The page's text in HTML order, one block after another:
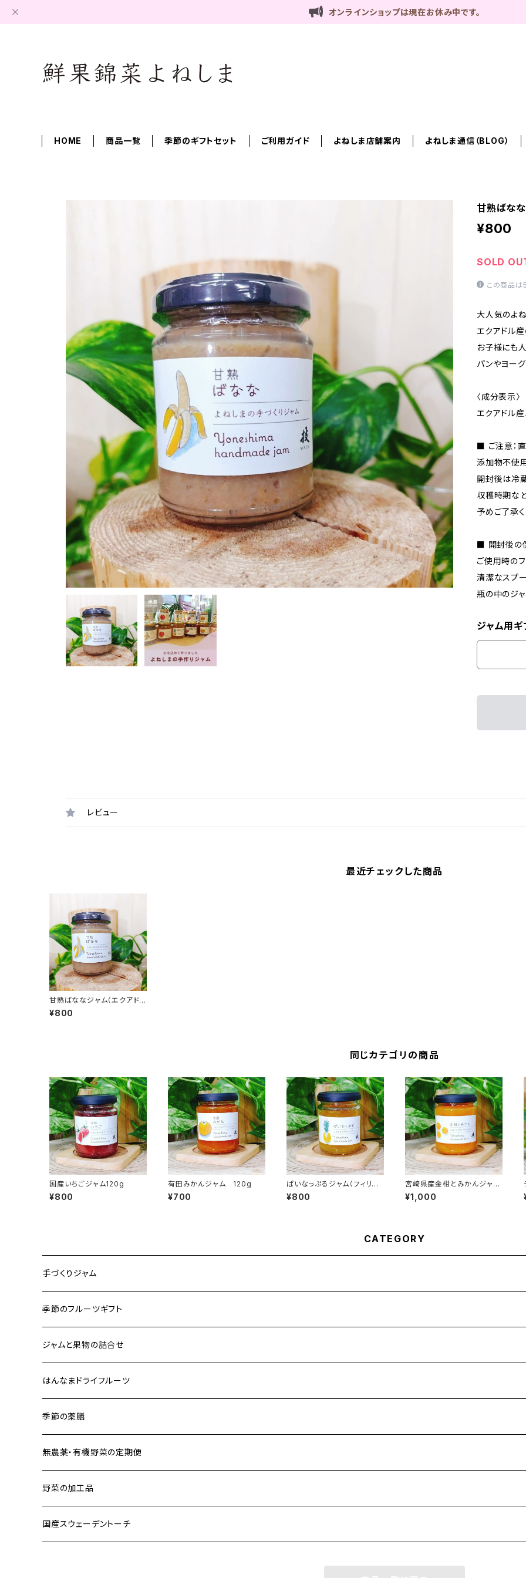
オンラインショップは現在お休み中です。
HOME 商品一覧 季節のギフトセット ご利用ガイド よねしま店舗案内 よねしま通信（BLOG）
甘熟ばな
¥800
SOLD
この商品は
大人気のよ
エクアドル
お子様にも
パンやヨー
〈成分表示〉
エクアドル産
■ ご注意：
添加物不使
開封後は冷
収穫時期な
予めご了承く
■ 開封後の
ご使用時の
清潔なスプ
瓶の中のジ
ジャム用ギ
レビュー
最近チェックした商品
甘熟ばななジャム（エクアドル
産） 120g
¥800
同じカテゴリの商品
国産いちごジャム120g
¥800
有田みかんジャム 120g
¥700
ぱいなっぷるジャム（フィリピ
ン産） 120g
¥800
宮崎県産金柑とみかんジャ
ム 120g
¥1,000
CATEGORY
手づくりジャム
ジャム箱入りセット
ジャム単品
季節のフルーツギフト
フルーツギフト
フルーツカービングギフト
ジャムと果物の詰合せ
フルーツ＆ジャム詰合せ
フルーツ＆フルーツカービング＆ジャム詰合せ
はんなまドライフルーツ
季節の薬膳
フリーズドライ七草
無農薬・有機野菜の定期便
毎週お届け便
隔週お届け便
野菜の加工品
キムチ
国産スウェーデントーチ